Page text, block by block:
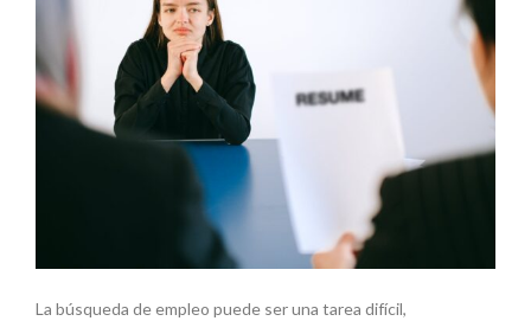
La búsqueda de empleo puede ser una tarea difícil,